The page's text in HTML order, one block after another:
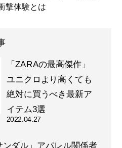
『幸服論――人生は服で簡単
に変えられる
自信は服で簡単につくること
撃体験とは
「ZARAの最高傑作」
ユニクロより高くても
絶対に買うべき最新ア
イテム3選
2022.04.27
ンダル」アパレル関係者